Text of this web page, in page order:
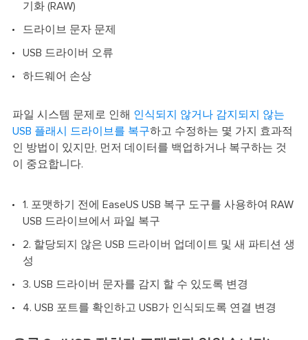
기화 (RAW)
드라이브 문자 문제
USB 드라이버 오류
하드웨어 손상
파일 시스템 문제로 인해 인식되지 않거나 감지되지 않는
USB 플래시 드라이브를 복구하고 수정하는 몇 가지 효과적
인 방법이 있지만, 먼저 데이터를 백업하거나 복구하는 것
이 중요합니다.
1. 포맷하기 전에 EaseUS USB 복구 도구를 사용하여 RAW
USB 드라이브에서 파일 복구
2. 할당되지 않은 USB 드라이버 업데이트 및 새 파티션 생
성
3. USB 드라이버 문자를 감지 할 수 있도록 변경
4. USB 포트를 확인하고 USB가 인식되도록 연결 변경